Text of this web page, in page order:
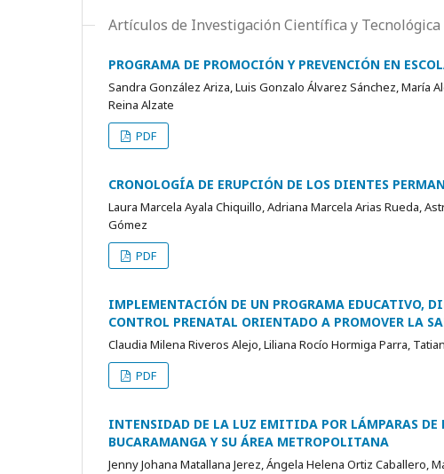
Artículos de Investigación Científica y Tecnológica
PROGRAMA DE PROMOCIÓN Y PREVENCIÓN EN
Sandra González Ariza, Luis Gonzalo Álvarez Sánchez, María
Reina Alzate
PDF
CRONOLOGÍA DE ERUPCIÓN DE LOS DIENTES
Laura Marcela Ayala Chiquillo, Adriana Marcela Arias Rueda,
Gómez
PDF
IMPLEMENTACIÓN DE UN PROGRAMA EDUCATIVO,
CONTROL PRENATAL ORIENTADO A PROMOVER LA
Claudia Milena Riveros Alejo, Liliana Rocío Hormiga Parra,
PDF
INTENSIDAD DE LA LUZ EMITIDA POR LÁMPARAS DE
BUCARAMANGA Y SU ÁREA METROPOLITANA
Jenny Johana Matallana Jerez, Ángela Helena Ortiz Caballero,